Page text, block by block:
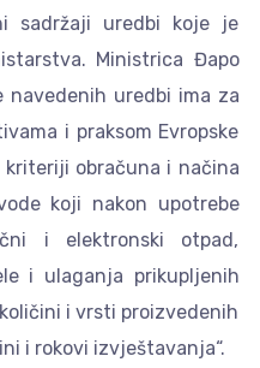
sadržaji uredbi koje je
Ministrica Đapo
navedenih uredbi ima za
i praksom Evropske
obračuna i načina
koji nakon upotrebe
i elektronski otpad,
i ulaganja prikupljenih
i vrsti proizvedenih
i rokovi izvještavanja“.